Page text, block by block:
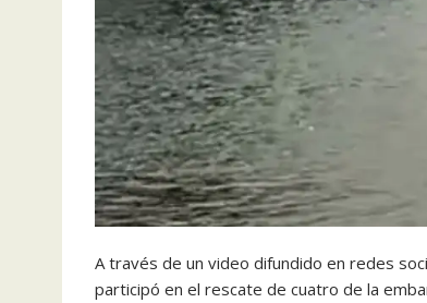
A través de un video difundido en redes
participó en el rescate de cuatro de la